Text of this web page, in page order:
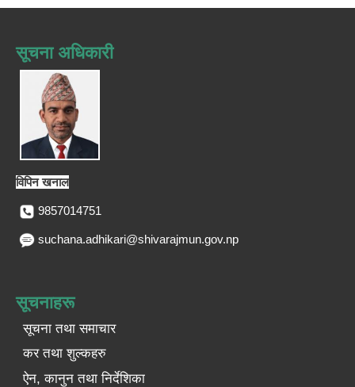
सूचना अधिकारी
विपिन खनाल
9857014751
suchana.adhikari@shivarajmun.gov.np
सूचनाहरू
सूचना तथा समाचार
कर तथा शुल्कहरु
ऐन, कानुन तथा निर्देशिका